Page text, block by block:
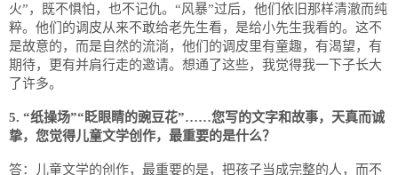
火”，既不惧怕，也不记仇。“风暴”过后，他们依旧那样清澈而纯
粹。他们的调皮从来不敢给老先生看，是给小先生我看的。这不
是故意的，而是自然的流淌，他们的调皮里有童趣，有渴望，有
期待，更有并肩行走的邀请。想通了这些，我觉得我一下子长大
了许多。
5. “纸操场”“眨眼睛的豌豆花”……您写的文字和故事，天真而诚
挚，您觉得儿童文学创作，最重要的是什么？
答：儿童文学的创作，最重要的是，把孩子当成完整的人，而不